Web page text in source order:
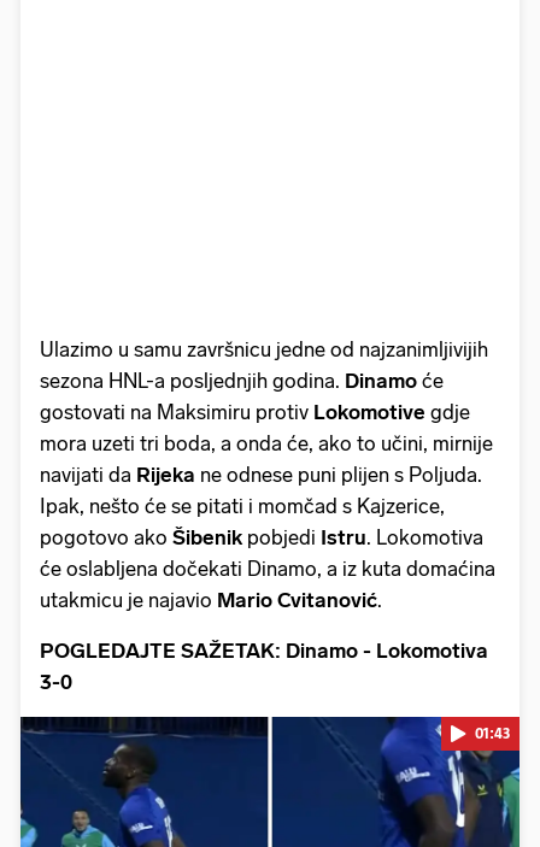
Ulazimo u samu završnicu jedne od najzanimljivijih
sezona HNL-a posljednjih godina. Dinamo će
gostovati na Maksimiru protiv Lokomotive gdje
mora uzeti tri boda, a onda će, ako to učini, mirnije
navijati da Rijeka ne odnese puni plijen s Poljuda.
Ipak, nešto će se pitati i momčad s Kajzerice,
pogotovo ako Šibenik pobjedi Istru. Lokomotiva
će oslabljena dočekati Dinamo, a iz kuta domaćina
utakmicu je najavio Mario Cvitanović.
POGLEDAJTE SAŽETAK: Dinamo - Lokomotiva
3-0
01:43